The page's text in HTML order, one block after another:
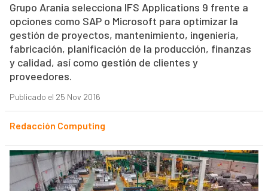
Grupo Arania selecciona IFS Applications 9 frente a
opciones como SAP o Microsoft para optimizar la
gestión de proyectos, mantenimiento, ingeniería,
fabricación, planificación de la producción, finanzas
y calidad, así como gestión de clientes y
proveedores.
Publicado el 25 Nov 2016
Redacción Computing